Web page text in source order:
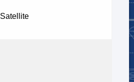
Satellite